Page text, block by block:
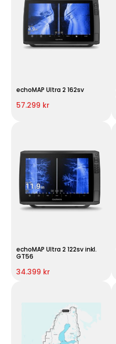
echoMAP Ultra 2 162sv
57.299 kr
echoMAP Ultra 2 122sv inkl.
GT56
34.399 kr